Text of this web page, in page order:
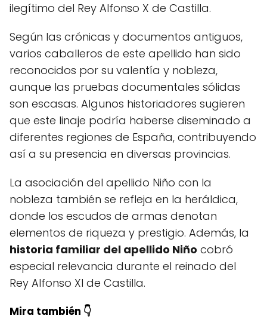
ilegítimo del Rey Alfonso X de Castilla.
Según las crónicas y documentos antiguos,
varios caballeros de este apellido han sido
reconocidos por su valentía y nobleza,
aunque las pruebas documentales sólidas
son escasas. Algunos historiadores sugieren
que este linaje podría haberse diseminado a
diferentes regiones de España, contribuyendo
así a su presencia en diversas provincias.
La asociación del apellido Niño con la
nobleza también se refleja en la heráldica,
donde los escudos de armas denotan
elementos de riqueza y prestigio. Además, la
historia familiar del apellido Niño cobró
especial relevancia durante el reinado del
Rey Alfonso XI de Castilla.
Mira también 👇